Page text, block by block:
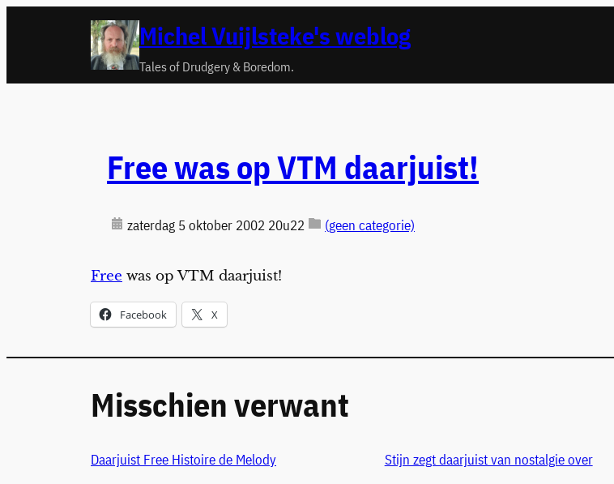
Michel Vuijlsteke's weblog
Tales of Drudgery & Boredom.
Free was op VTM daarjuist!
zaterdag 5 oktober 2002 20u22 (geen categorie)
Free was op VTM daarjuist!
Facebook X
Misschien verwant
Daarjuist Free Histoire de Melody
Stijn zegt daarjuist van nostalgie over